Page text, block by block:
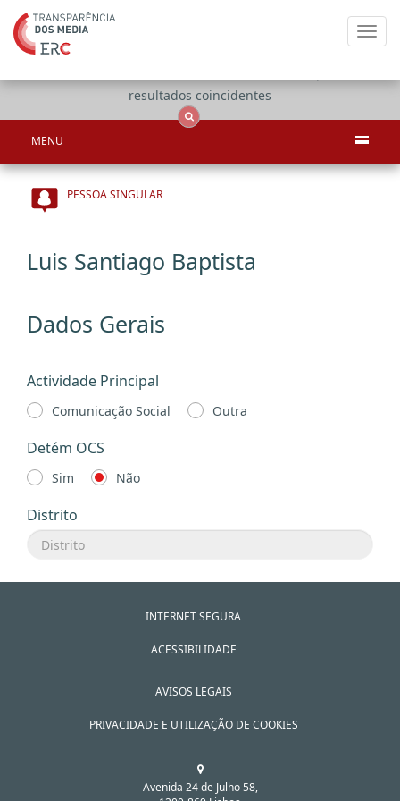
resultados coincidentes
MENU
PESSOA SINGULAR
Luis Santiago Baptista
Dados Gerais
Actividade Principal
Comunicação Social Outra
Detém OCS
Sim Não
Distrito
INTERNET SEGURA
ACESSIBILIDADE
AVISOS LEGAIS
PRIVACIDADE E UTILIZAÇÃO DE COOKIES
Avenida 24 de Julho 58,